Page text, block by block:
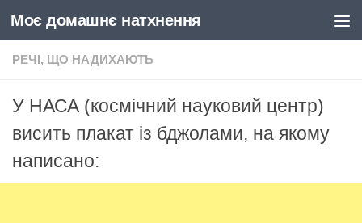
Skip to content
Моє домашнє натхнення
РЕЧІ, ЩО НАДИХАЮТЬ
У НАСА (космічний науковий центр)
висить плакат із бджолами, на якому
написано: